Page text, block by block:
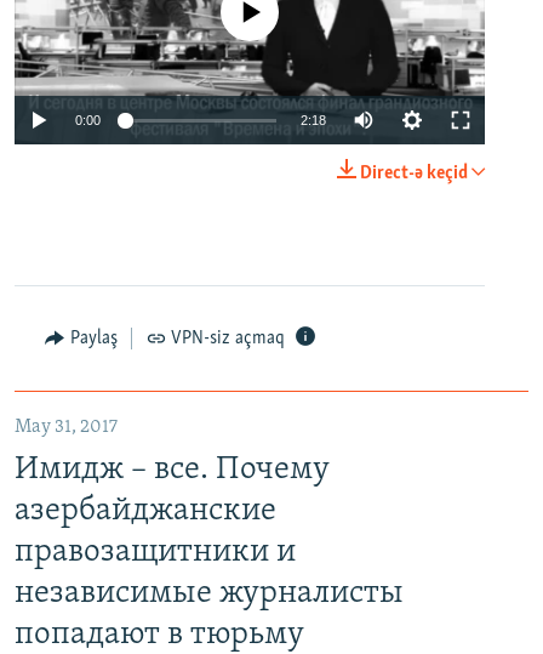
No media source currently available
0:00 2:18
Direct-ə keçid
Paylaş VPN-siz açmaq
May 31, 2017
Имидж – все. Почему
азербайджанские
правозащитники и
независимые журналисты
попадают в тюрьму